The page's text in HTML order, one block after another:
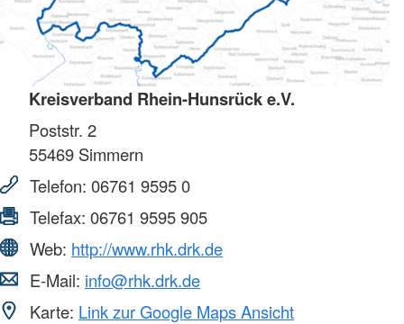
Kreisverband Rhein-Hunsrück e.V.
Poststr. 2
55469 Simmern
Telefon: 06761 9595 0
Telefax: 06761 9595 905
Web: http://www.rhk.drk.de
E-Mail: info@rhk.drk.de
Karte: Link zur Google Maps Ansicht